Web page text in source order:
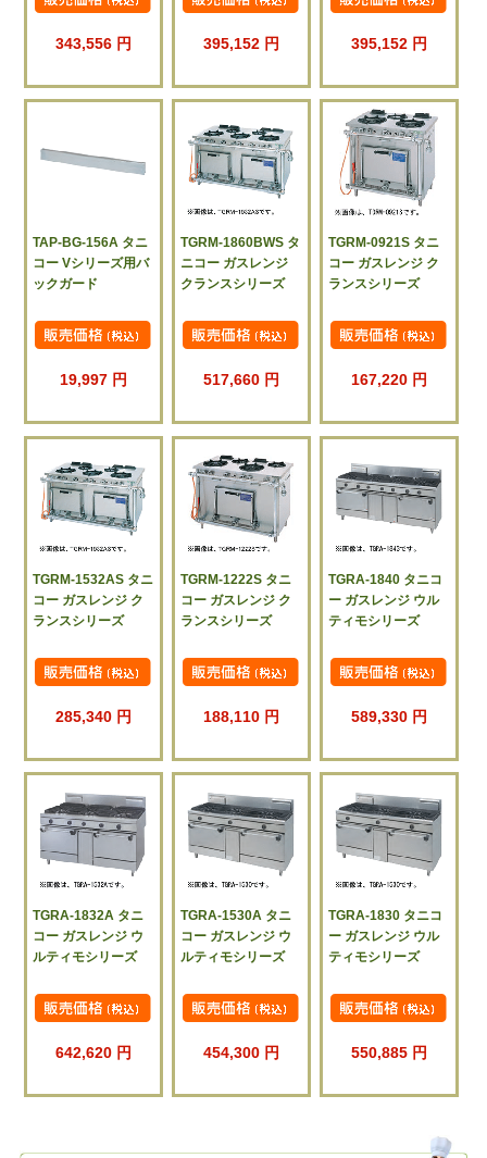
343,556 円 395,152 円 395,152 円
TAP-BG-156A タニ
コー Vシリーズ用バ
ックガード
19,997 円
TGRM-1860BWS タ
ニコー ガスレンジ
クランスシリーズ
517,660 円
TGRM-0921S タニ
コー ガスレンジ ク
ランスシリーズ
167,220 円
TGRM-1532AS タニ
コー ガスレンジ ク
ランスシリーズ
285,340 円
TGRM-1222S タニ
コー ガスレンジ ク
ランスシリーズ
188,110 円
TGRA-1840 タニコ
ー ガスレンジ ウル
ティモシリーズ
589,330 円
TGRA-1832A タニ
コー ガスレンジ ウ
ルティモシリーズ
642,620 円
TGRA-1530A タニ
コー ガスレンジ ウ
ルティモシリーズ
454,300 円
TGRA-1830 タニコ
ー ガスレンジ ウル
ティモシリーズ
550,885 円